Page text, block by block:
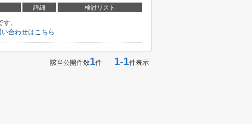
詳細 検討リスト
。
合わせはこちら
該当公開件数1件 1-1件表示